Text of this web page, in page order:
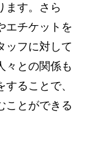
ます。さら
エチケットを
ッフに対して
々との関係も
ることで、
ことができる